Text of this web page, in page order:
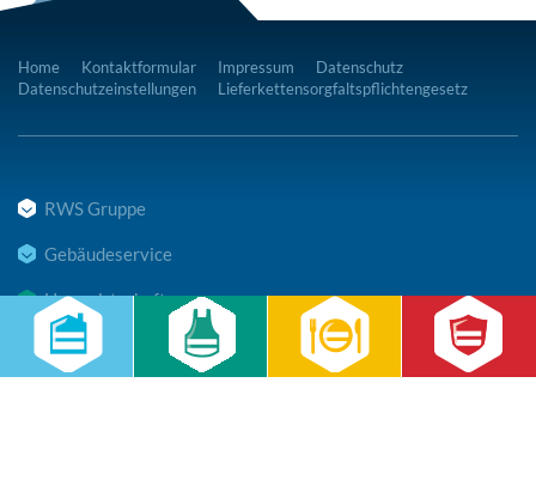
Home Kontaktformular Impressum
Datenschutz
Datenschutzeinstellungen
Lieferkettensorgfaltspflichtengesetz
RWS Gruppe
Gebäudeservice
Hauswirtschaft
Cateringservice